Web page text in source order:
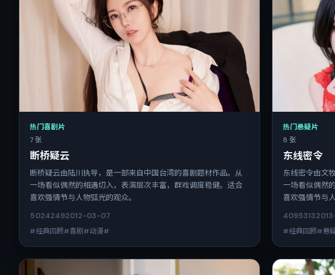
热门喜剧片
7 张
断桥疑云
断桥疑云由陆川执导，是一部来自中国台湾的喜剧题材作品。从
一场看似偶然的相遇切入，表演层次丰富，群戏调度稳健。适合
喜欢强情节与人物弧光的观众。
50242492012-03-07
#经典回顾#喜剧#动漫#
热门悬疑片
8 张
东线密令
东线密令由文
一场看似偶然
喜欢强情节与
4095313
#经典回顾#悬